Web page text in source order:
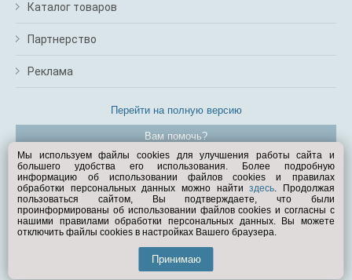
Каталог товаров
Партнерство
Реклама
Перейти на полную версию
Вам помочь?
© Exist.ru 1998—2026
Мы используем файлы cookies для улучшения работы сайта и
большего удобства его использования. Более подробную
информацию об использовании файлов cookies и правилах
обработки персональных данных можно найтиздесь. Продолжая
пользоваться сайтом, Вы подтверждаете, что были
проинформированы об использовании файлов cookies и согласны с
нашими правилами обработки персональных данных. Вы можете
отключить файлы cookies в настройках Вашего браузера.
Принимаю